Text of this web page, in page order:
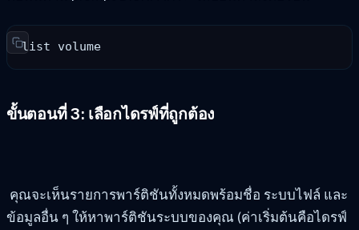
list volume
ขั้นตอนที่ 3: เลือกไดรฟ์ที่ถูกต้อง
คุณจะเห็นรายการพาร์ติชันทั้งหมดพร้อมชื่อ ระบบไฟล์ และ
ข้อมูลอื่น ๆ ให้หาพาร์ติชันระบบของคุณ (ค่าเริ่มต้นคือไดรฟ์